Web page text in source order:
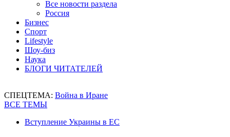
Все новости раздела
Россия
Бизнес
Спорт
Lifestyle
Шоу-биз
Наука
БЛОГИ ЧИТАТЕЛЕЙ
СПЕЦТЕМА: Война в Иране
ВСЕ ТЕМЫ
Вступление Украины в ЕС